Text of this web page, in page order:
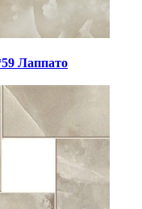
Лаппато